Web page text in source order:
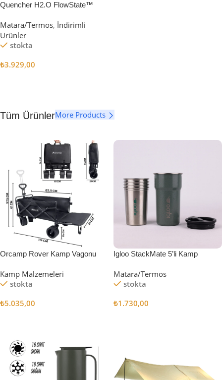
Quencher H2.O FlowState™
Matara/Termos, İndirimli
Ürünler
stokta
₺3.929,00
Tüm ÜrünlerMore Products
Orcamp Rover Kamp Vagonu
Kamp Malzemeleri
stokta
₺5.035,00
Igloo StackMate 5’li Kamp
Matara/Termos
stokta
₺1.730,00